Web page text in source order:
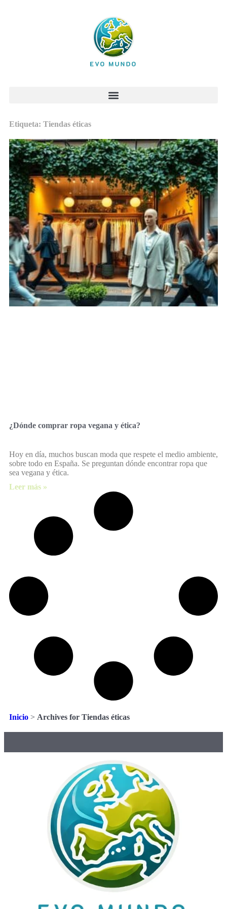
Etiqueta: Tiendas éticas
¿Dónde comprar ropa vegana y ética?
Hoy en día, muchos buscan moda que respete el medio ambiente,
sobre todo en España. Se preguntan dónde encontrar ropa que
sea vegana y ética.
Leer más »
Inicio > Archives for Tiendas éticas